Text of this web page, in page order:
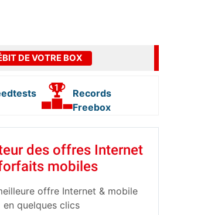
DE VOTRE BOX
Records
Freebox
des offres Internet
mobiles
offre Internet & mobile
en quelques clics